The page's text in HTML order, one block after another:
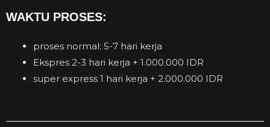
WAKTU PROSES:
proses normal: 5-7 hari kerja
Ekspres 2-3 hari kerja + 1.000.000 IDR
super express 1 hari kerja + 2.000.000 IDR